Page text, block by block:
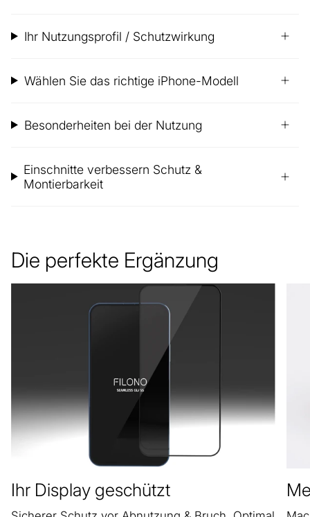
Ihr Nutzungsprofil / Schutzwirkung
Wählen Sie das richtige iPhone-Modell
Besonderheiten bei der Nutzung
Einschnitte verbessern Schutz &
Montierbarkeit
Die perfekte Ergänzung
Ihr Display geschützt